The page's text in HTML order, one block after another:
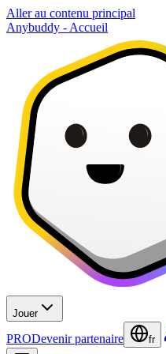
Aller au contenu principal
Anybuddy - Accueil
Jouer
PRODevenir partenaire fr